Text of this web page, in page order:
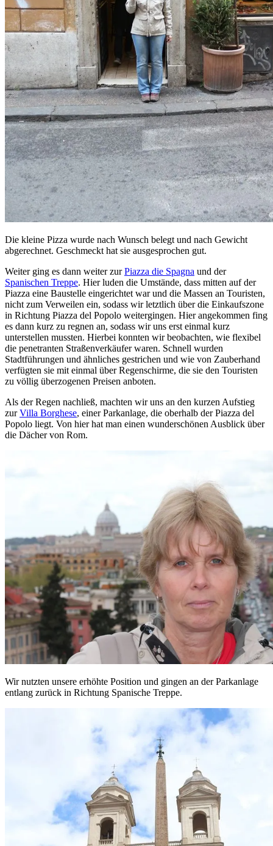
Die kleine Pizza wurde nach Wunsch belegt und nach Gewicht
abgerechnet. Geschmeckt hat sie ausgesprochen gut.
Weiter ging es dann weiter zurPiazza die Spagna und der
Spanischen Treppe. Hier luden die Umstände, dass mitten auf der
Piazza eine Baustelle eingerichtet war und die Massen an Touristen,
nicht zum Verweilen ein, sodass wir letztlich über die Einkaufszone
in Richtung Piazza del Popolo weitergingen. Hier angekommen fing
es dann kurz zu regnen an, sodass wir uns erst einmal kurz
unterstellen mussten. Hierbei konnten wir beobachten, wie flexibel
die penetranten Straßenverkäufer waren. Schnell wurden
Stadtführungen und ähnliches gestrichen und wie von Zauberhand
verfügten sie mit einmal über Regenschirme, die sie den Touristen
zu völlig überzogenen Preisen anboten.
Als der Regen nachließ, machten wir uns an den kurzen Aufstieg
zurVilla Borghese, einer Parkanlage, die oberhalb der Piazza del
Popolo liegt. Von hier hat man einen wunderschönen Ausblick über
die Dächer von Rom.
Wir nutzten unsere erhöhte Position und gingen an der Parkanlage
entlang zurück in Richtung Spanische Treppe.